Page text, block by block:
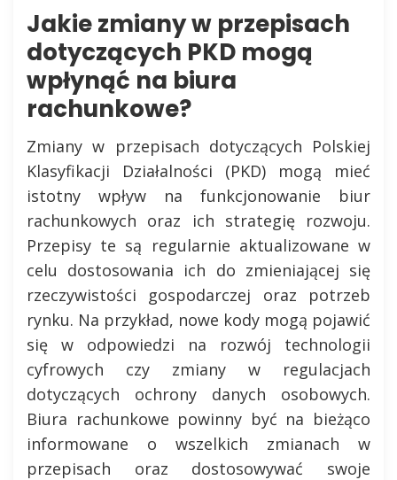
Jakie zmiany w przepisach
dotyczących PKD mogą
wpłynąć na biura
rachunkowe?
Zmiany w przepisach dotyczących Polskiej
Klasyfikacji Działalności (PKD) mogą mieć
istotny wpływ na funkcjonowanie biur
rachunkowych oraz ich strategię rozwoju.
Przepisy te są regularnie aktualizowane w
celu dostosowania ich do zmieniającej się
rzeczywistości gospodarczej oraz potrzeb
rynku. Na przykład, nowe kody mogą pojawić
się w odpowiedzi na rozwój technologii
cyfrowych czy zmiany w regulacjach
dotyczących ochrony danych osobowych.
Biura rachunkowe powinny być na bieżąco
informowane o wszelkich zmianach w
przepisach oraz dostosowywać swoje